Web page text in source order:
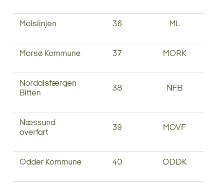
Molslinjen 36 ML
Morsø Kommune 37 MORK
Nordalsfærgen
Bitten
38 NFB
Næssund
overfart
39 MOVF
Odder Kommune 40 ODDK